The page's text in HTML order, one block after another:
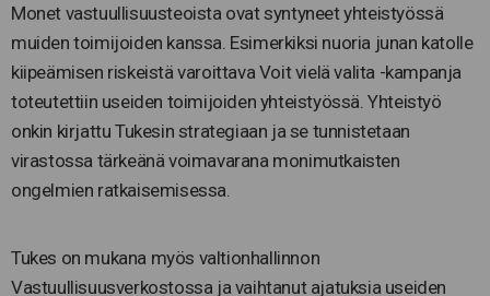
Monet vastuullisuusteoista ovat syntyneet yhteistyössä
muiden toimijoiden kanssa. Esimerkiksi nuoria junan katolle
kiipeämisen riskeistä varoittava Voit vielä valita -kampanja
toteutettiin useiden toimijoiden yhteistyössä. Yhteistyö
onkin kirjattu Tukesin strategiaan ja se tunnistetaan
virastossa tärkeänä voimavarana monimutkaisten
ongelmien ratkaisemisessa.
Tukes on mukana myös valtionhallinnon
Vastuullisuusverkostossa ja vaihtanut ajatuksia useiden